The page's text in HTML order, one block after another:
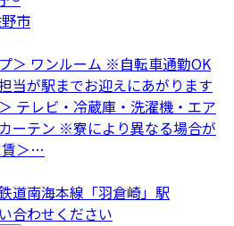
市
＞ ワンルーム ※自転車通勤OK
当が駅までお迎えにあがります
テレビ・冷蔵庫・洗濯機・エア
ーテン ※寮により異なる場合が
賃＞…
道南海本線「羽倉崎」駅
合わせください